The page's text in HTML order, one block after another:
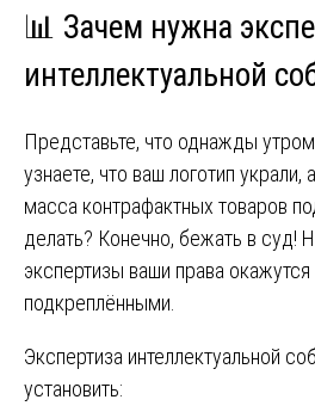
📊 Зачем нужна
интеллектуальной
Представьте, что однажды
узнаете, что ваш логотип
масса контрафактных товаров
делать? Конечно, бежать в суд!
экспертизы ваши права
подкреплёнными.
Экспертиза интеллектуальной
установить: